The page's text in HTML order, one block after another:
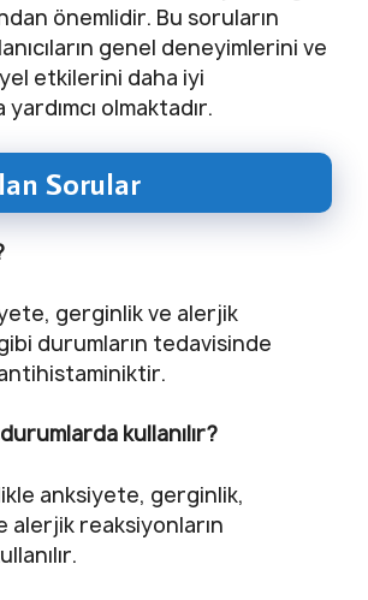
önemlidir. Bu soruların
genel deneyimlerini ve
etkilerini daha iyi
yardımcı olmaktadır.
Sorular
gerginlik ve alerjik
durumların tedavisinde
kullanılır?
anksiyete, gerginlik,
alerjik reaksiyonların